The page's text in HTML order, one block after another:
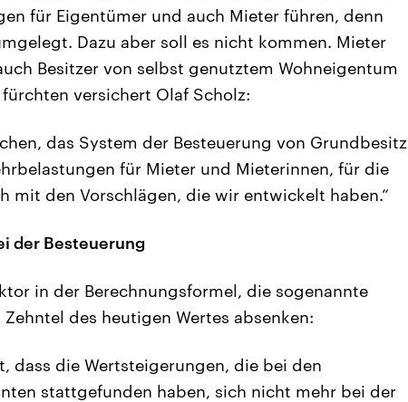
für Eigentümer und auch Mieter führen, denn
Dazu aber soll es nicht kommen. Mieter
Besitzer von selbst genutztem Wohneigentum
versichert Olaf Scholz:
das System der Besteuerung von Grundbesitz
für Mieter und Mieterinnen, für die
mit den Vorschlägen, die wir entwickelt haben.“
der Besteuerung
in der Berechnungsformel, die sogenannte
des heutigen Wertes absenken:
dass die Wertsteigerungen, die bei den
stattgefunden haben, sich nicht mehr bei der